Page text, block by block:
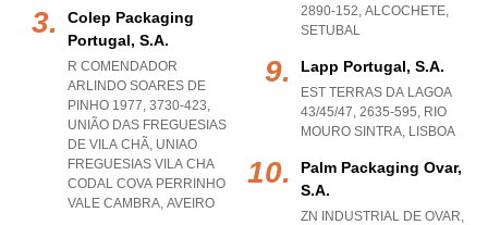
Colep Packaging
Portugal, S.a.
R COMENDADOR
ARLINDO SOARES DE
PINHO 1977, 3730-423,
UNIÃO DAS FREGUESIAS
DE VILA CHÃ, UNIAO
FREGUESIAS VILA CHA
CODAL COVA PERRINHO
VALE CAMBRA, AVEIRO
2890-152, ALCOCHETE,
SETUBAL
Lapp Portugal, S.a.
EST TERRAS DA LAGOA
43/45/47, 2635-595, RIO
MOURO SINTRA, LISBOA
Palm Packaging Ovar,
S.a.
ZN INDUSTRIAL DE OVAR,